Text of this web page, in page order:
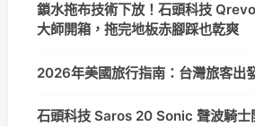
鎖水拖布技術下放！石頭科技
大師開箱，拖完地板赤腳踩也乾爽
2026年美國旅行指南：台灣旅客出
石頭科技 Saros 20 Sonic 聲波騎士